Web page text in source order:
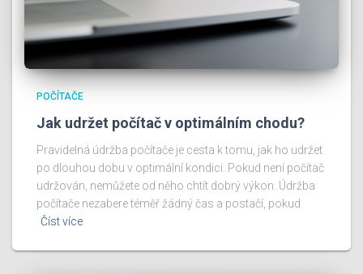
POČÍTAČE
Jak udržet počítač v optimálním chodu?
Pravidelná údržba počítače je cesta k tomu, jak ho udržet
po dlouhou dobu v optimální kondici. Pokud není počítač
udržován, nemůžete od něho chtít dobrý výkon. Údržba
počítače nezabere téměř žádný čas a postačí, pokud
Číst více